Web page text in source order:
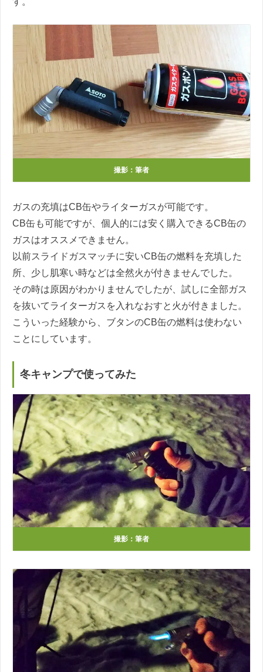
撮影：筆者
ガスの充填はCB缶やライターガスが可能です。
CB缶も可能ですが、個人的には安く購入できるCB缶の
ガスはオススメできません。
以前スライドガスマッチに安いCB缶の燃料を充填した
所、少し肌寒い時などは全然火が付きませんでした。
その時は原因がわかりませんでしたが、試しに全部ガス
を抜いてライターガスを入れなおすと火が付きました。
こういった経験から、ブタンのCB缶の燃料は使わない
ことにしています。
冬キャンプで使ってみた
撮影：筆者